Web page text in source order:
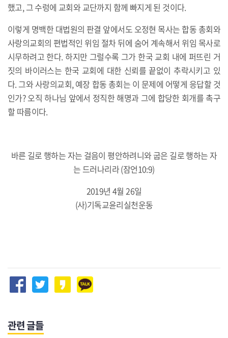
했고, 그 수렁에 교회와 교단까지 함께 빠지게 된 것이다.
이렇게 명백한 대법원의 판결 앞에서도 오정현 목사는 합동 총회와
사랑의교회의 편법적인 위임 절차 뒤에 숨어 계속해서 위임 목사로
시무하려고 한다. 하지만 그럴수록 그가 한국 교회 내에 퍼뜨린 거
짓의 바이러스는 한국 교회에 대한 신뢰를 끝없이 추락시키고 있
다. 그와 사랑의교회, 예장 합동 총회는 이 문제에 어떻게 응답할 것
인가? 오직 하나님 앞에서 정직한 해명과 그에 합당한 회개를 촉구
할 따름이다.
바른 길로 행하는 자는 걸음이 평안하려니와 굽은 길로 행하는 자
는 드러나리라 (잠언10:9)
2019년 4월 26일
(사)기독교윤리실천운동
관련 글들